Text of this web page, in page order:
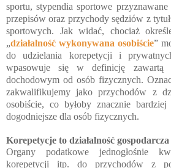
sportu, stypendia sportowe
przepisów oraz przychody sędziów z
sportowych. Jak widać, chociaż
„działalność wykonywana osobiście”
do udzielania korepetycji i
wpasowuje się w definicję
dochodowym od osób fizycznych.
zakwalifikujemy jako przychodów z
osobiście, co byłoby znacznie
dogodniejsze dla osób fizycznych.
Korepetycje to działalność gospodarcza
Organy podatkowe jednogłośnie
korepetycji itp. do przychodów z